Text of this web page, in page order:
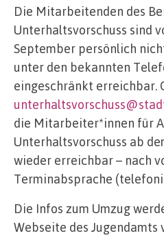
Die Mitarbeitenden des
Unterhaltsvorschuss sind
September persönlich
unter den bekannten
eingeschränkt erreichbar.
die Mitarbeiter*innen für
Unterhaltsvorschuss ab
wieder erreichbar – nach
Terminabsprache
Die Infos zum Umzug
Webseite des